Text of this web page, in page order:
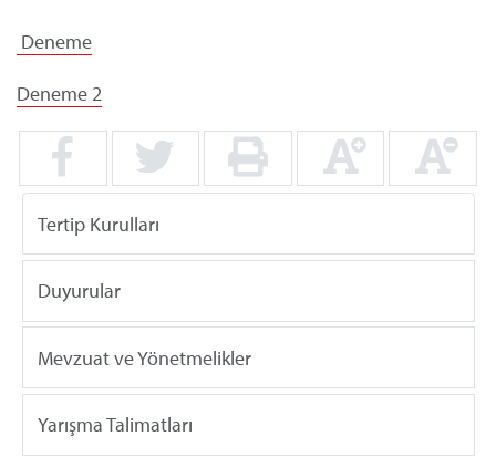
Deneme
Deneme 2
Tertip Kurulları
Duyurular
Mevzuat ve Yönetmelikler
Yarışma Talimatları